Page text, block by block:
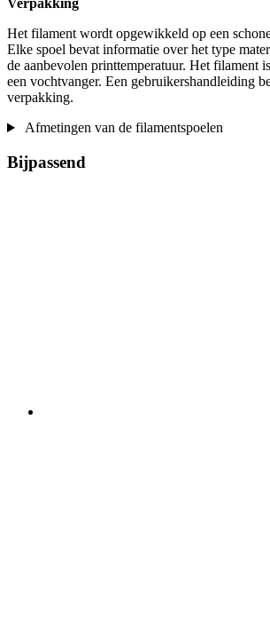
Verpakking
Het filament wordt opgewikkeld op een
Elke spoel bevat informatie over het type
de aanbevolen printtemperatuur. Het filament
een vochtvanger. Een gebruikershandleiding
verpakking.
Afmetingen van de filamentspoelen
Bijpassend